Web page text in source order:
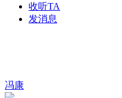
收听TA
发消息
冯康